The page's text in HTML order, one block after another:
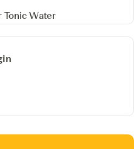
Tonic Water